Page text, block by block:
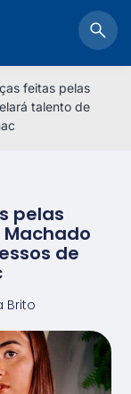
feitas pelas
talento de
pelas
de
Brito